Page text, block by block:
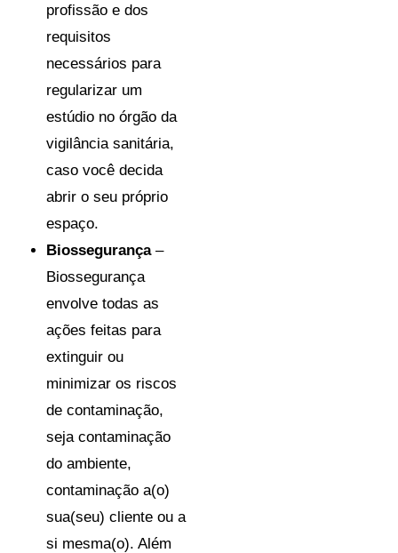
profissão e dos
requisitos
necessários para
regularizar um
estúdio no órgão da
vigilância sanitária,
caso você decida
abrir o seu próprio
espaço.
Biossegurança–
Biossegurança
envolve todas as
ações feitas para
extinguir ou
minimizar os riscos
de contaminação,
seja contaminação
do ambiente,
contaminação a(o)
sua(seu) cliente ou a
si mesma(o). Além